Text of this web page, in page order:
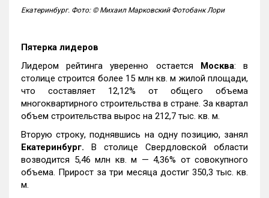
Екатеринбург. Фото: © Михаил Марковский Фотобанк Лори
Пятерка лидеров
Лидером рейтинга уверенно остается Москва: в
столице строится более 15 млн кв. м жилой площади,
что составляет 12,12% от общего объема
многоквартирного строительства в стране. За квартал
объем строительства вырос на 212,7 тыс. кв. м.
Вторую строку, поднявшись на одну позицию, занял
Екатеринбург. В столице Свердловской области
возводится 5,46 млн кв. м — 4,36% от совокупного
объема. Прирост за три месяца достиг 350,3 тыс. кв.
м.